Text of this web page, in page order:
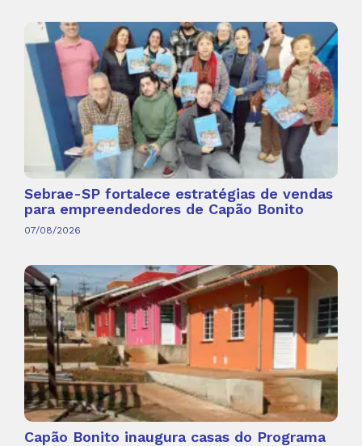
Sebrae-SP fortalece estratégias de vendas
para empreendedores de Capão Bonito
07/08/2026
Capão Bonito inaugura casas do Programa